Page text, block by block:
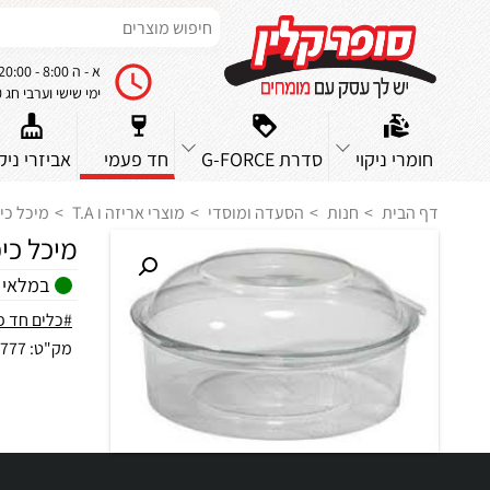
א - ה 8:00 - 20:00
ימי שישי וערבי חג 8:00 - 14:00
חומרי ניקוי סדרת G-FORCE חד פעמי אביזרי
דף הבית חנות הסעדה ומוסדי מוצרי אריזה ו T.A מיכל כיפה 75
מיכל כיפה 75
במלאי
#כלים חד
מק"ט: